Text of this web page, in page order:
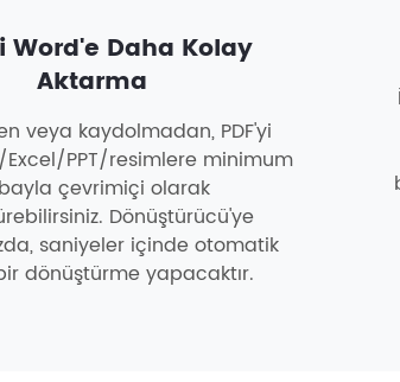
Word'e Daha Kolay
Aktarma
veya kaydolmadan, PDF'yi
Excel/PPT/resimlere minimum
çevrimiçi olarak
Dönüştürücü'ye
saniyeler içinde otomatik
dönüştürme yapacaktır.